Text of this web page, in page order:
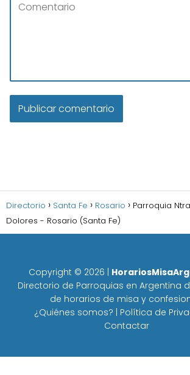
Directorio Santa Fe Rosario
Parroquia
Dolores - Rosario (Santa Fe)
Copyright © 2026
Directorio de Parroquias en Argentina
de horarios de misa y
¿Quiénes somos?
Política de
Contactar